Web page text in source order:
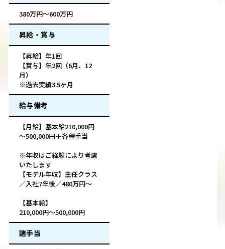
380万円～600万円
昇給・賞与
【昇給】年1回
【賞与】年2回（6月、12
月）
※過去実績3.5ヶ月
給与備考
【月給】基本給210,000円
～500,000円＋各種手当
※年収はご経験により考慮
いたします
【モデル年収】主任クラス
／入社7年後／480万円～
【基本給】
210,000円～500,000円
諸手当